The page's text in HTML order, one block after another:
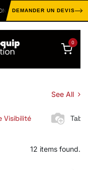
OUTILLAGE · HYGIÈNE ·
DEMANDER UN DEVIS
0
See All
Visibilité
12 items found.